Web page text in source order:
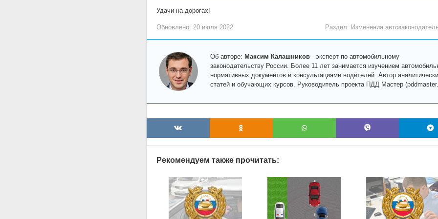
Удачи на дорогах!
Обновлено: 20 июля 2022 Раздел: Изменения
Об авторе: Максим Калашников- эксперт по автомобильному
законодательству России. Более 11 лет занимается изучением
нормативных документов и консультациями водителей. Автор
статей и обучающих курсов. Руководитель проекта ПДД Мастер
Рекомендуем также прочитать: